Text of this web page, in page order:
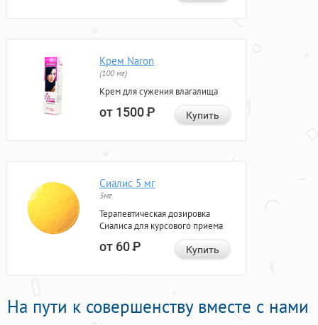
Крем Naron
(100 мг)
Крем для сужения влагалища
от 1500Р Купить
Сиалис 5 мг
5мг
Терапевтическая дозировка
Сиалиса для курсового приема
от 60Р Купить
На пути к совершенству вместе с нами